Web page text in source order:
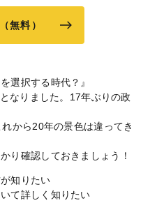
無料）
選択する時代？』
なりました。17年ぶりの政
から20年の景色は違ってき
り確認しておきましょう！
知りたい
て詳しく知りたい